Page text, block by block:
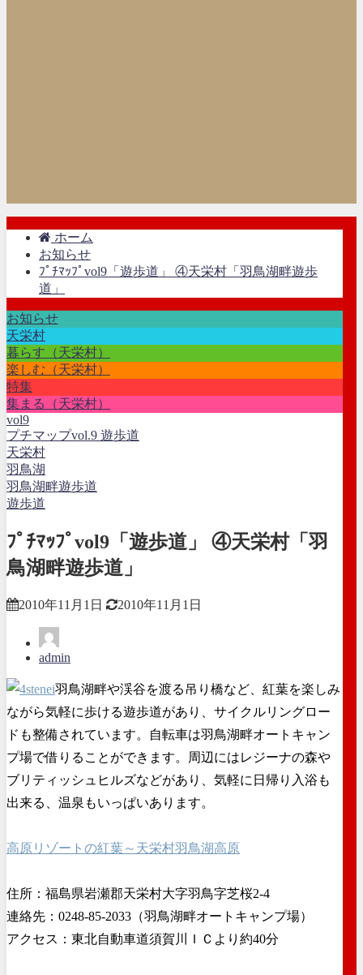
ホーム
お知らせ
ﾌﾟﾁﾏｯﾌﾟvol9「遊歩道」 ④天栄村「羽鳥湖畔遊歩
道」
お知らせ
天栄村
暮らす（天栄村）
楽しむ（天栄村）
特集
集まる（天栄村）
vol9
プチマップvol.9 遊歩道
天栄村
羽鳥湖
羽鳥湖畔遊歩道
遊歩道
ﾌﾟﾁﾏｯﾌﾟvol9「遊歩道」 ④天栄村「羽
鳥湖畔遊歩道」
2010年11月1日 2010年11月1日
admin
羽鳥湖畔や渓谷を渡る吊り橋など、紅葉を楽しみ
ながら気軽に歩ける遊歩道があり、サイクルリングロー
ドも整備されています。自転車は羽鳥湖畔オートキャン
プ場で借りることができます。周辺にはレジーナの森や
ブリティッシュヒルズなどがあり、気軽に日帰り入浴も
出来る、温泉もいっぱいあります。
高原リゾートの紅葉～天栄村羽鳥湖高原
住所：福島県岩瀬郡天栄村大字羽鳥字芝桜2-4
連絡先：0248-85-2033（羽鳥湖畔オートキャンプ場）
アクセス：東北自動車道須賀川ＩＣより約40分